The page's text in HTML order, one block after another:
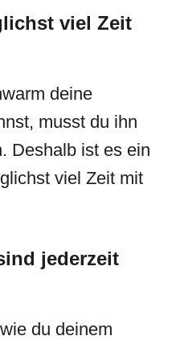
viel Zeit
deine
musst du ihn
Deshalb ist es ein
viel Zeit mit
jederzeit
du deinem